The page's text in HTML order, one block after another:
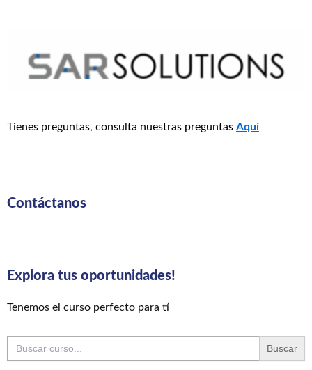
Tienes preguntas, consulta nuestras preguntas Aquí
Contáctanos
Explora tus oportunidades!
Tenemos el curso perfecto para tí
Buscar: